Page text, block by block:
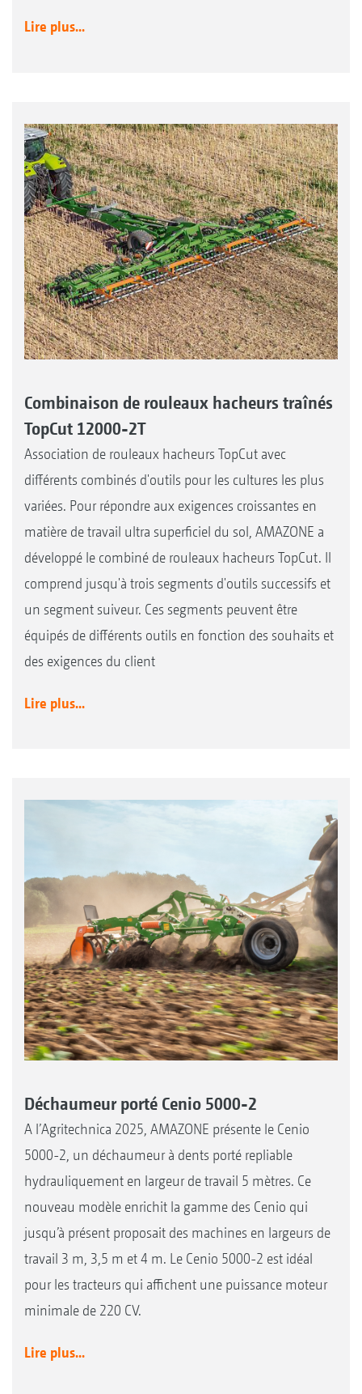
Lire plus...
Combinaison de rouleaux hacheurs traînés
TopCut 12000-2T
Association de rouleaux hacheurs TopCut avec
différents combinés d'outils pour les cultures les plus
variées. Pour répondre aux exigences croissantes en
matière de travail ultra superficiel du sol, AMAZONE a
développé le combiné de rouleaux hacheurs TopCut. Il
comprend jusqu'à trois segments d'outils successifs et
un segment suiveur. Ces segments peuvent être
équipés de différents outils en fonction des souhaits et
des exigences du client
Lire plus...
Déchaumeur porté Cenio 5000-2
A l’Agritechnica 2025, AMAZONE présente le Cenio
5000-2, un déchaumeur à dents porté repliable
hydrauliquement en largeur de travail 5 mètres. Ce
nouveau modèle enrichit la gamme des Cenio qui
jusqu’à présent proposait des machines en largeurs de
travail 3 m, 3,5 m et 4 m. Le Cenio 5000-2 est idéal
pour les tracteurs qui affichent une puissance moteur
minimale de 220 CV.
Lire plus...